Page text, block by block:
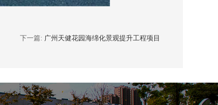
下一篇: 广州天健花园海绵化景观提升工程项目